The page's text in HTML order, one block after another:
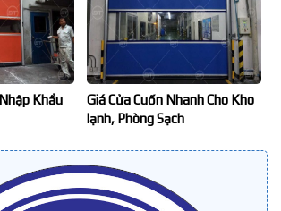
Khẩu
Giá Cửa Cuốn Nhanh Cho Kho
lạnh, Phòng Sạch